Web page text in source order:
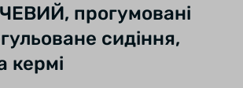
прогумовані
сидіння,
кермі